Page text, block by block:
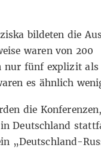
bildeten die
waren von 200
nur fünf explizit als
es ähnlich
die
Deutschland
„Deutschland-